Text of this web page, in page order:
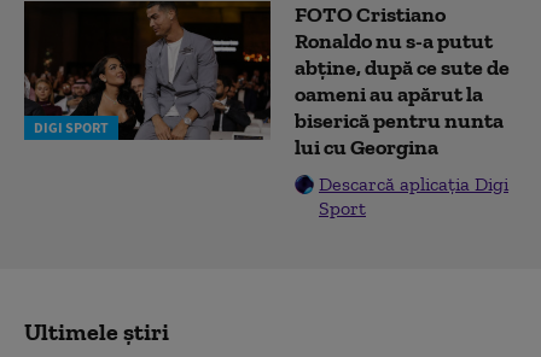
DIGI SPORT
FOTO Cristiano
Ronaldo nu s-a putut
abține, după ce sute de
oameni au apărut la
biserică pentru nunta
lui cu Georgina
Descarcă aplicația Digi
Sport
Ultimele știri